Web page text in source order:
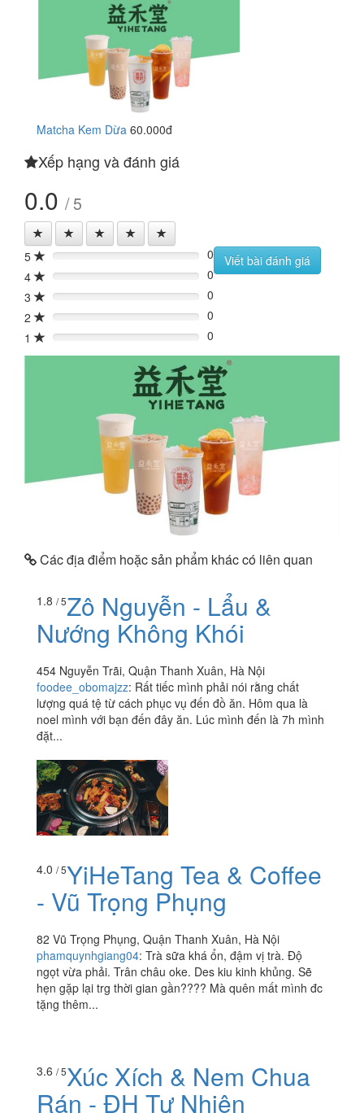
Matcha Kem Dừa 60.000đ
Xếp hạng và đánh giá
0.0 / 5
5 0%
0
4
0%
0
3
0%
0
2
0%
0
1
0% 0
Viết bài đánh giá
Các địa điểm hoặc sản phẩm khác có liên quan
1.8 / 5Zô Nguyễn - Lẩu &
Nướng Không Khói
454 Nguyễn Trãi, Quận Thanh Xuân, Hà Nội
foodee_obomajzz: Rất tiếc mình phải nói rằng chất
lượng quá tệ từ cách phục vụ đến đồ ăn. Hôm qua là
noel mình với bạn đến đây ăn. Lúc mình đến là 7h mình
đặt...
4.0 / 5YiHeTang Tea & Coffee
- Vũ Trọng Phụng
82 Vũ Trọng Phụng, Quận Thanh Xuân, Hà Nội
phamquynhgiang04: Trà sữa khá ổn, đậm vị trà. Độ
ngọt vừa phải. Trân châu oke. Des kiu kinh khủng. Sẽ
hẹn gặp lại trg thời gian gần???? Mà quên mất mình đc
tặng thêm...
3.6 / 5Xúc Xích & Nem Chua
Rán - ĐH Tự Nhiên